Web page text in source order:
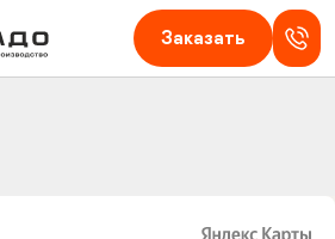
рекламы в Кирове — Торнадо
Заказать